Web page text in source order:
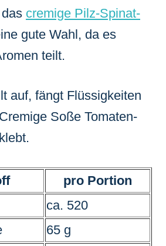
cremige Pilz-Spinat-
gute Wahl, da es
teilt.
auf, fängt Flüssigkeiten
Soße Tomaten-
pro Portion
ca. 520
65 g